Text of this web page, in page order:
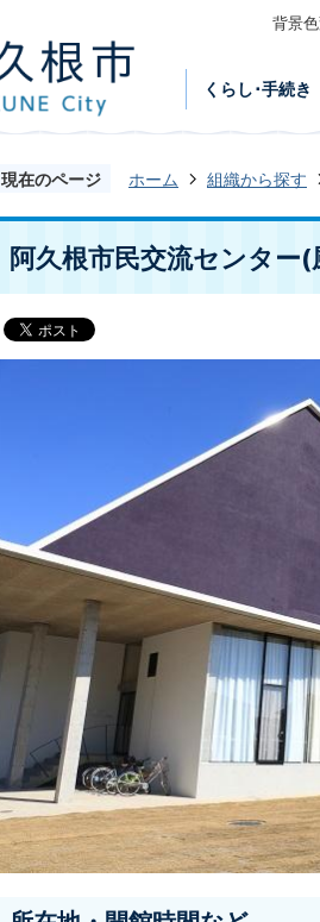
背景
くらし･手続き
現在のページ ホーム 組織から探す
阿久根市民交流センター